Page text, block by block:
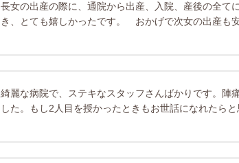
長女の出産の際に、通院から出産、入院、産後の全て
き、とても嬉しかったです。 おかげで次女の出産も
綺麗な病院で、ステキなスタッフさんばかりです。陣
した。もし2人目を授かったときもお世話になれたら